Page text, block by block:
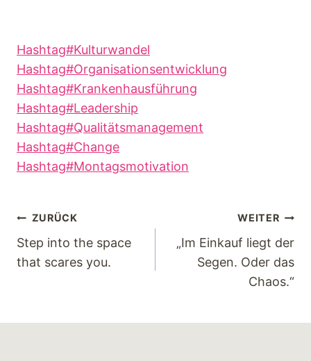
Hashtag#Kulturwandel
Hashtag#Organisationsentwicklung
Hashtag#Krankenhausführung
Hashtag#Leadership
Hashtag#Qualitätsmanagement
Hashtag#Change
Hashtag#Montagsmotivation
ZURÜCK
Step into the space
that scares you.
WEITER
„Im Einkauf liegt der
Segen. Oder das
Chaos.“